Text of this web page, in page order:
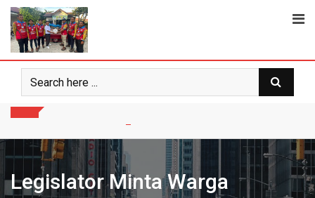
Skip
content
Legislator Minta Warga